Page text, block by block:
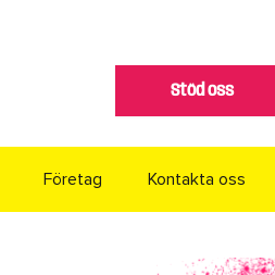
Stöd oss
Företag Kontakta oss